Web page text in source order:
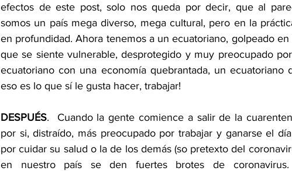
efectos de este post, solo nos queda por decir, que al
somos un país mega diverso, mega cultural, pero en la
en profundidad. Ahora tenemos a un ecuatoriano, golpeado
que se siente vulnerable, desprotegido y muy preocupado
ecuatoriano con una economía quebrantada, un ecuatoriano
eso es lo que sí le gusta hacer, trabajar!
DESPUÉS.  Cuando la gente comience a salir de la
por si, distraído, más preocupado por trabajar y ganarse el
por cuidar su salud o la de los demás (so pretexto del
en nuestro país se den fuertes brotes de